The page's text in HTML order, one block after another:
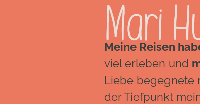
Mari
Meine Reisen
viel erleben und
Liebe begegnete
der Tiefpunkt